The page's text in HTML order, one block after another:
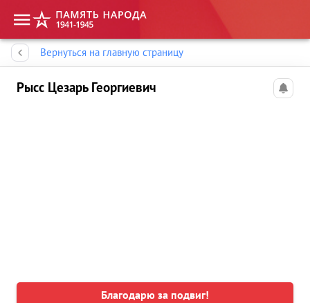
Вернуться на главную страницу
Рысс Цезарь Георгиевич
Благодарю за подвиг!
Память народа